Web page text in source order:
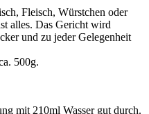
Fleisch, Würstchen oder
alles. Das Gericht wird
und zu jeder Gelegenheit
500g.
mit 210ml Wasser gut durch.